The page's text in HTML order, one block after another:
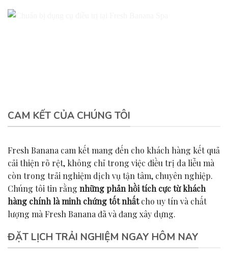
CAM KẾT CỦA CHÚNG TÔI
Fresh Banana cam kết mang đến cho khách hàng kết quả
cải thiện rõ rệt, không chỉ trong việc điều trị da liễu mà
còn trong trải nghiệm dịch vụ tận tâm, chuyên nghiệp.
Chúng tôi tin rằng những phản hồi tích cực từ khách
hàng chính là minh chứng tốt nhấtcho uy tín và chất
lượng mà Fresh Banana đã và đang xây dựng.
ĐẶT LỊCH TRẢI NGHIỆM NGAY HÔM NAY